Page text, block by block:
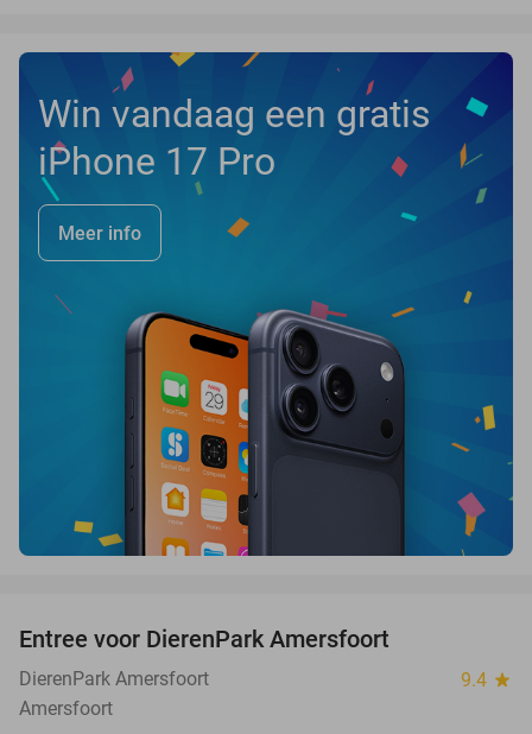
Win vandaag een gratis
iPhone 17 Pro
Meer info
Entree voor DierenPark Amersfoort
DierenPark Amersfoort 9.4 star
Amersfoort